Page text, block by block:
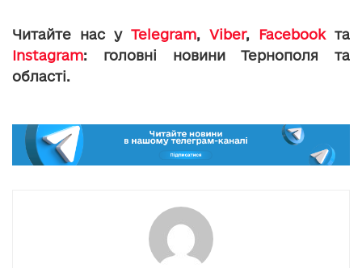
Читайте нас у Telegram, Viber, Facebookта
Instagram: головні новини Тернополя та
області.